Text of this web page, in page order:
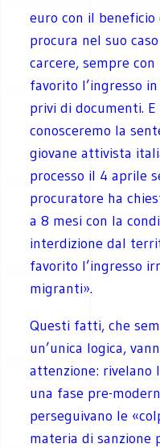
euro con il beneficio
procura nel suo
carcere, sempre
favorito l’ingresso
privi di documenti.
conosceremo la
giovane attivista
processo il 4 aprile
procuratore ha
a 8 mesi con la
interdizione dal
favorito l’ingresso
migranti».
Questi fatti, che
un’unica logica,
attenzione: rivelano
una fase pre-
perseguivano le
materia di sanzione